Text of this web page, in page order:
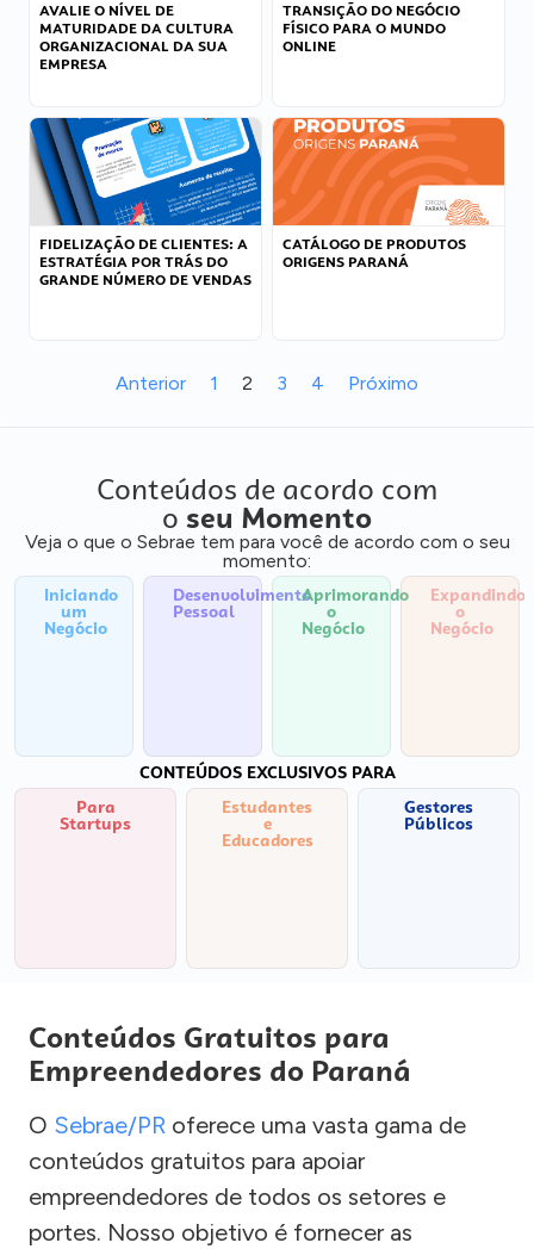
AVALIE O NÍVEL DE
MATURIDADE DA CULTURA
ORGANIZACIONAL DA SUA
EMPRESA
TRANSIÇÃO DO NEGÓCIO
FÍSICO PARA O MUNDO
ONLINE
FIDELIZAÇÃO DE CLIENTES: A
ESTRATÉGIA POR TRÁS DO
GRANDE NÚMERO DE VENDAS
CATÁLOGO DE PRODUTOS
ORIGENS PARANÁ
Anterior 1 2 3 4 Próximo
Conteúdos de acordo com
o seu Momento
Veja o que o Sebrae tem para você de acordo com o seu
momento:
Iniciando
um
Negócio
Desenvolvimento
Pessoal
Aprimorando
o
Negócio
Expandindo
o
Negócio
CONTEÚDOS EXCLUSIVOS PARA
Para
Startups
Estudantes
e
Educadores
Gestores
Públicos
Conteúdos Gratuitos para
Empreendedores do Paraná
O Sebrae/PR oferece uma vasta gama de
conteúdos gratuitos para apoiar
empreendedores de todos os setores e
portes. Nosso objetivo é fornecer as